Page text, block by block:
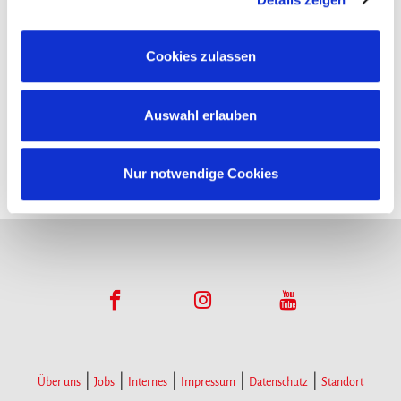
Richtlinie
aufrufen. Sie können Ihre Einwilligung jederzeit
widerrufen, ohne dass hiervon die Zulässigkeit der
vorherigen Datenverarbeitung berührt wird.
Cookies zulassen
Auswahl erlauben
Nur notwendige Cookies
Über uns Jobs Internes Impressum Datenschutz Standort